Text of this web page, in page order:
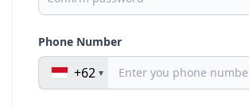
Phone Number
+62